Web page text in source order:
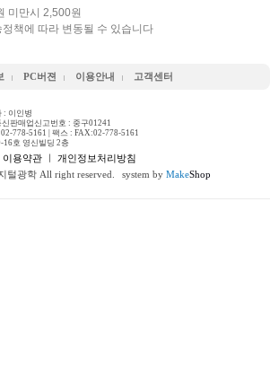
미만시 2,500원
책에 따라 변동될 수 있습니다
PC버젼 이용안내 고객센터
: 이인병
판매업신고번호 : 중구01241
778-5161 | 팩스 : FAX:02-778-5161
16호 영신빌딩 2층
이용약관ㅣ 개인정보처리방침
광학 All right reserved.
system by MakeShop